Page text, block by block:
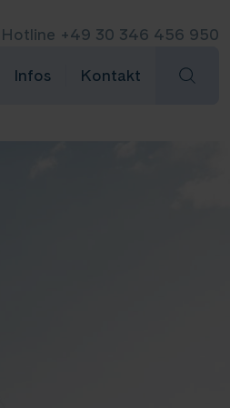
Hotline +49 30 346 456 950
Infos Kontakt